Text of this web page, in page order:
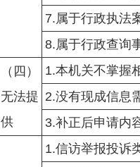
7.属于行政执法
8.属于行政查询
（四）
无法提
供
1.本机关不掌握
2.没有现成信息
3.补正后申请内
1.信访举报投诉